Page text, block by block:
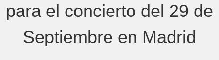
para el concierto del 29 de
Septiembre en Madrid